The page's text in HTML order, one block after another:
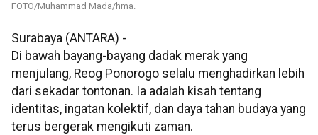
FOTO/Muhammad Mada/hma.
Surabaya (ANTARA) -
Di bawah bayang-bayang dadak merak yang
menjulang, Reog Ponorogo selalu menghadirkan lebih
dari sekadar tontonan. Ia adalah kisah tentang
identitas, ingatan kolektif, dan daya tahan budaya yang
terus bergerak mengikuti zaman.